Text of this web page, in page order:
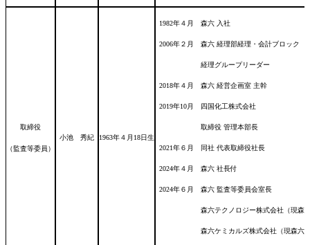
取締役
（監査等委員）
小池 秀紀 1963年４月18日生
1982年４月 森六 入社
2006年２月 森六 経理部経理・会計ブロック
経理グループリーダー
2018年４月 森六 経営企画室 主幹
2019年10月 四国化工株式会社
取締役 管理本部長
2021年６月 同社 代表取締役社長
2024年４月 森六 社長付
2024年６月 森六 監査等委員会室長
森六テクノロジー株式会社（現森六テク
森六ケミカルズ株式会社（現森六ケミカ